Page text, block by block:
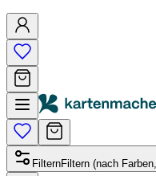
FilternFiltern (nach